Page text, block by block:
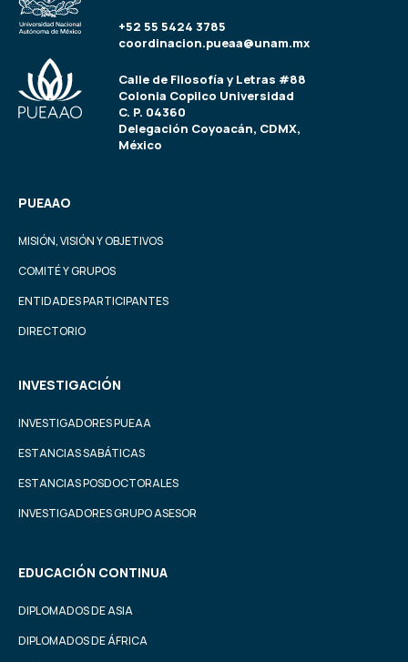
+52 55 5424 3785
coordinacion.pueaa@unam.mx
Calle de Filosofía y Letras #88
Colonia Copilco Universidad
C. P. 04360
Delegación Coyoacán, CDMX,
México
PUEAAO
MISIÓN, VISIÓN Y OBJETIVOS
COMITÉ Y GRUPOS
ENTIDADES PARTICIPANTES
DIRECTORIO
INVESTIGACIÓN
INVESTIGADORES PUEAA
ESTANCIAS SABÁTICAS
ESTANCIAS POSDOCTORALES
INVESTIGADORES GRUPO ASESOR
EDUCACIÓN CONTINUA
DIPLOMADOS DE ASIA
DIPLOMADOS DE ÁFRICA